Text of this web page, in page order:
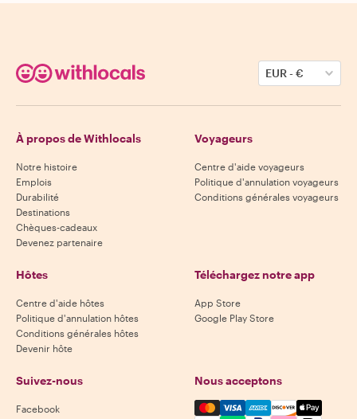
EUR-€
À propos de Withlocals
Notre histoire
Emplois
Durabilité
Destinations
Chèques-cadeaux
Devenez partenaire
Voyageurs
Centre d'aide voyageurs
Politique d'annulation voyageurs
Conditions générales voyageurs
Hôtes
Centre d'aide hôtes
Politique d'annulation hôtes
Conditions générales hôtes
Devenir hôte
Téléchargez notre app
App Store
Google Play Store
Suivez-nous
Facebook
Nous acceptons
Mastercard, Visa, Amex,